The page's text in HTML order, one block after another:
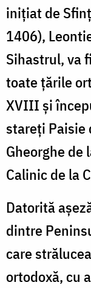
iniţiat de
1406),
Sihastrul, va
toate ţările
XVIII şi
stareţi Paisie
Gheorghe de
Calinic de la
Datorită
dintre
care
ortodoxă, cu